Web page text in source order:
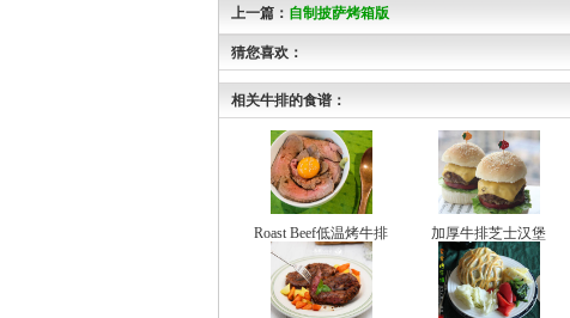
上一篇： 自制披萨烤箱版
猜您喜欢：
相关牛排的食谱：
Roast Beef低温烤牛排 加厚牛排芝士汉堡